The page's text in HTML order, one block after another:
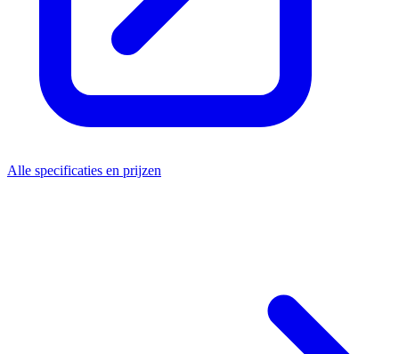
Alle specificaties en prijzen